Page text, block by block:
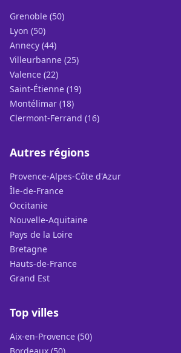
Grenoble (50)
Lyon (50)
Annecy (44)
Villeurbanne (25)
Valence (22)
Saint-Étienne (19)
Montélimar (18)
Clermont-Ferrand (16)
Autres régions
Provence-Alpes-Côte d'Azur
Île-de-France
Occitanie
Nouvelle-Aquitaine
Pays de la Loire
Bretagne
Hauts-de-France
Grand Est
Top villes
Aix-en-Provence (50)